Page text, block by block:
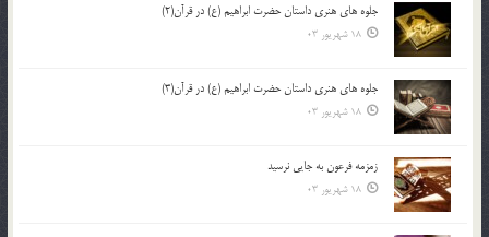
جلوه هاي هنري داستان حضرت ابراهيم (ع) در قرآن(2)
18 شهریور 03
جلوه هاي هنري داستان حضرت ابراهيم (ع) در قرآن(3)
18 شهریور 03
زمزمه فرعون به جايي نرسيد
18 شهریور 03